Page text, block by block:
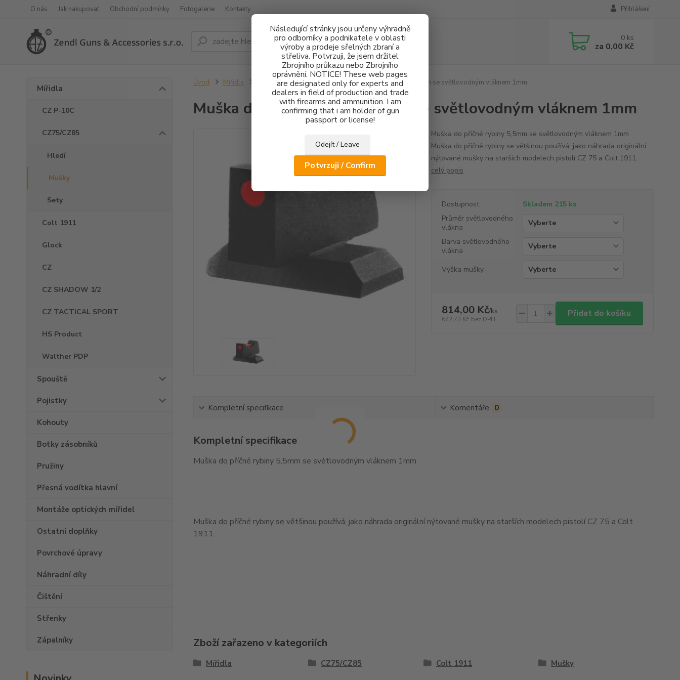
Následující stránky jsou určeny výhradně
pro odborníky a podnikatele v oblasti
výroby a prodeje sřelných zbraní a
střeliva. Potvrzuji, že jsem držitel
Zbrojního průkazu nebo Zbrojního
oprávnění. NOTICE! These web pages
are designated only for experts and
dealers in field of production and trade
with firearms and ammunition. I am
confirming that i am holder of gun
passport or license!
Odejít / Leave
Potvrzuji / Confirm
O nás Jak nakupovat Obchodní podmínky Fotogalerie Kontakty Přihlášení
Hledat 0 ks
za 0,00 Kč
Mířidla
CZ P-10C
CZ75/CZ85
Hledí
Mušky
Sety
Colt 1911
Glock
CZ
CZ SHADOW 1/2
CZ TACTICAL SPORT
HS Product
Walther PDP
Spouště
Pojistky
Kohouty
Botky zásobníků
Pružiny
Přesná vodítka hlavní
Montáže optických mířidel
Ostatní doplňky
Povrchové úpravy
Náhradní díly
Čištění
Střenky
Zápalníky
Úvod Mířidla CZ75/CZ85 Mušky Muška do příčné rybiny 5,5mm se světlovodným vláknem 1mm
Muška do příčné rybiny 5,5mm se světlovodným vláknem 1mm
Muška do příčné rybiny 5,5mm se světlovodným vláknem 1mm
Muška do příčné rybiny se většinou používá, jako náhrada originální
nýtované mušky na starších modelech pistolí CZ 75 a Colt 1911.
celý popis
Dostupnost
Skladem 215 ks
Průměr světlovodného
vlákna
Barva světlovodného
vlákna
Výška mušky
814,00 Kč/ks
672,73 Kč bez DPH
Přidat do košíku
Kompletní specifikace Komentáře 0
Kompletní specifikace
Muška do příčné rybiny 5,5mm se světlovodným vláknem 1mm
Muška do příčné rybiny se většinou používá, jako náhrada originální nýtované mušky na starších modelech pistolí CZ 75 a Colt
1911.
Zboží zařazeno v kategoriích
Mířidla CZ75/CZ85 Colt 1911 Mušky